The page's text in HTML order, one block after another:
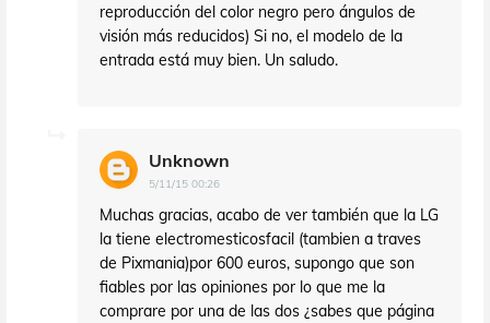
reproducción del color negro pero ángulos de
visión más reducidos) Si no, el modelo de la
entrada está muy bien. Un saludo.
Unknown
5/11/15 00:26
Muchas gracias, acabo de ver también que la LG
la tiene electromesticosfacil (tambien a traves
de Pixmania)por 600 euros, supongo que son
fiables por las opiniones por lo que me la
comprare por una de las dos ¿sabes que página